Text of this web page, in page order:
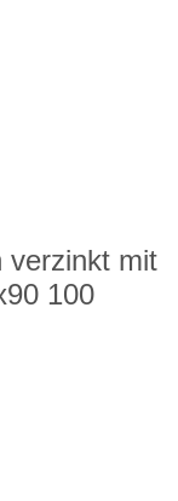
verzinkt mit
100